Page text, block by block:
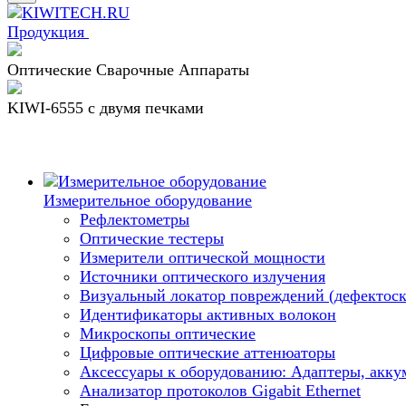
Продукция
Оптические Сварочные Аппараты
KIWI-6555 c двумя печками
Измерительное оборудование
Рефлектометры
Оптические тестеры
Измерители оптической мощности
Источники оптического излучения
Визуальный локатор повреждений
Идентификаторы активных волокон
Микроскопы оптические
Цифровые оптические аттенюаторы
Аксессуары к оборудованию: Адаптеры,
Анализатор протоколов Gigabit Ethernet